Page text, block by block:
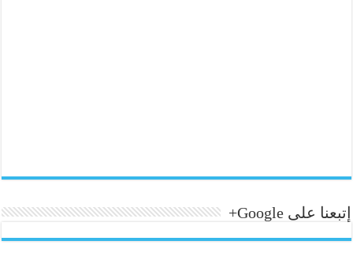
إتبعنا على Google+